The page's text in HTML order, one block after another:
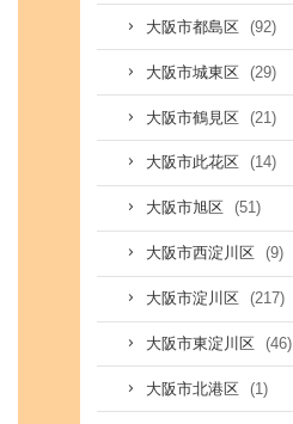
大阪市都島区 (92)
大阪市城東区 (29)
大阪市鶴見区 (21)
大阪市此花区 (14)
大阪市旭区 (51)
大阪市西淀川区 (9)
大阪市淀川区 (217)
大阪市東淀川区 (46)
大阪市北港区 (1)